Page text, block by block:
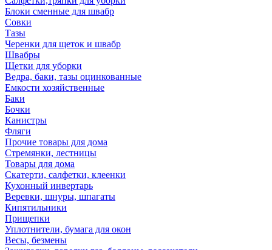
Блоки сменные для швабр
Совки
Тазы
Черенки для щеток и швабр
Швабры
Щетки для уборки
Ведра, баки, тазы оцинкованные
Емкости хозяйственные
Баки
Бочки
Канистры
Фляги
Прочие товары для дома
Стремянки, лестницы
Товары для дома
Скатерти, салфетки, клеенки
Кухонный инвертарь
Веревки, шнуры, шпагаты
Кипятильники
Прищепки
Уплотнители, бумага для окон
Весы, безмены